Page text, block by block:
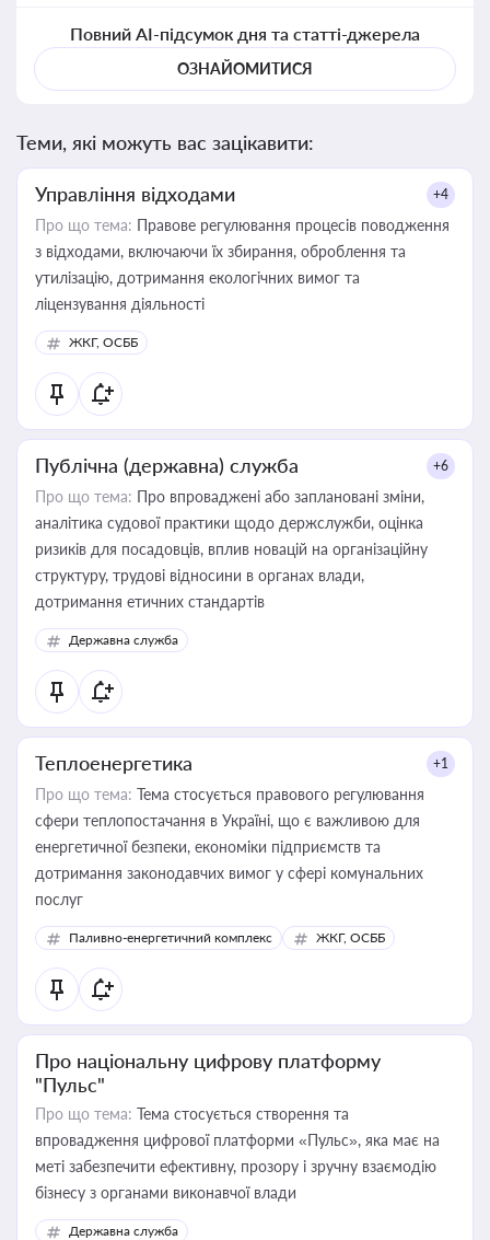
Повний AI-підсумок дня та статті-джерела
ОЗНАЙОМИТИСЯ
Теми, які можуть вас зацікавити:
Управління відходами +4
Про що тема: Правове регулювання процесів поводження
з відходами, включаючи їх збирання, оброблення та
утилізацію, дотримання екологічних вимог та
ліцензування діяльності
ЖКГ, ОСББ
Публічна (державна) служба +6
Про що тема: Про впроваджені або заплановані зміни,
аналітика судової практики щодо держслужби, оцінка
ризиків для посадовців, вплив новацій на організаційну
структуру, трудові відносини в органах влади,
дотримання етичних стандартів
Державна служба
Теплоенергетика +1
Про що тема: Тема стосується правового регулювання
сфери теплопостачання в Україні, що є важливою для
енергетичної безпеки, економіки підприємств та
дотримання законодавчих вимог у сфері комунальних
послуг
Паливно-енергетичний комплекс ЖКГ, ОСББ
Про національну цифрову платформу
"Пульс"
Про що тема: Тема стосується створення та
впровадження цифрової платформи «Пульс», яка має на
меті забезпечити ефективну, прозору і зручну взаємодію
бізнесу з органами виконавчої влади
Державна служба